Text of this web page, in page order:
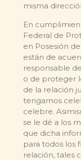
misma
En
Federal de
en Posesión
están de
responsable
o de proteger
de la relación
tengamos
celebre.
se le dé a los
que dicha
para todos los
relación, tales